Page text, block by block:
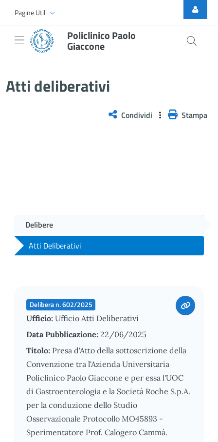
Skip to Main Content
Pagine Utili
Policlinico Paolo
Giaccone
Atti deliberativi
Condividi Stampa
Delibere
Atti Deliberativi
Delibera n. 602/2025
Ufficio: Ufficio Atti Deliberativi
Data Pubblicazione: 22/06/2025
Titolo: Presa d'Atto della sottoscrizione della
Convenzione tra l'Azienda Universitaria
Policlinico Paolo Giaccone e per essa l'UOC
di Gastroenterologia e la Società Roche S.p.A.
per la conduzione dello Studio
Osservazionale Protocollo MO45893 -
Sperimentatore Prof. Calogero Cammà.